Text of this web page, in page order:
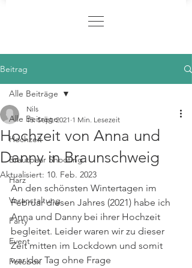
Beitrag
Alle Beiträge
Hochzeit
Brautpaar Shooting
Harz
Veranstaltung
Party
Event
Fotobox
Alle Beiträge
Hochzeit von Anna und
Danny in Braunschweig
Nils
15. Sept. 2021 1 Min. Lesezeit
Aktualisiert: 10. Feb. 2023
An den schönsten Wintertagen im
Februar diesen Jahres (2021) habe ich
Anna und Danny bei ihrer Hochzeit
begleitet. Leider waren wir zu dieser
Zeit mitten im Lockdown und somit
war der Tag ohne Frage